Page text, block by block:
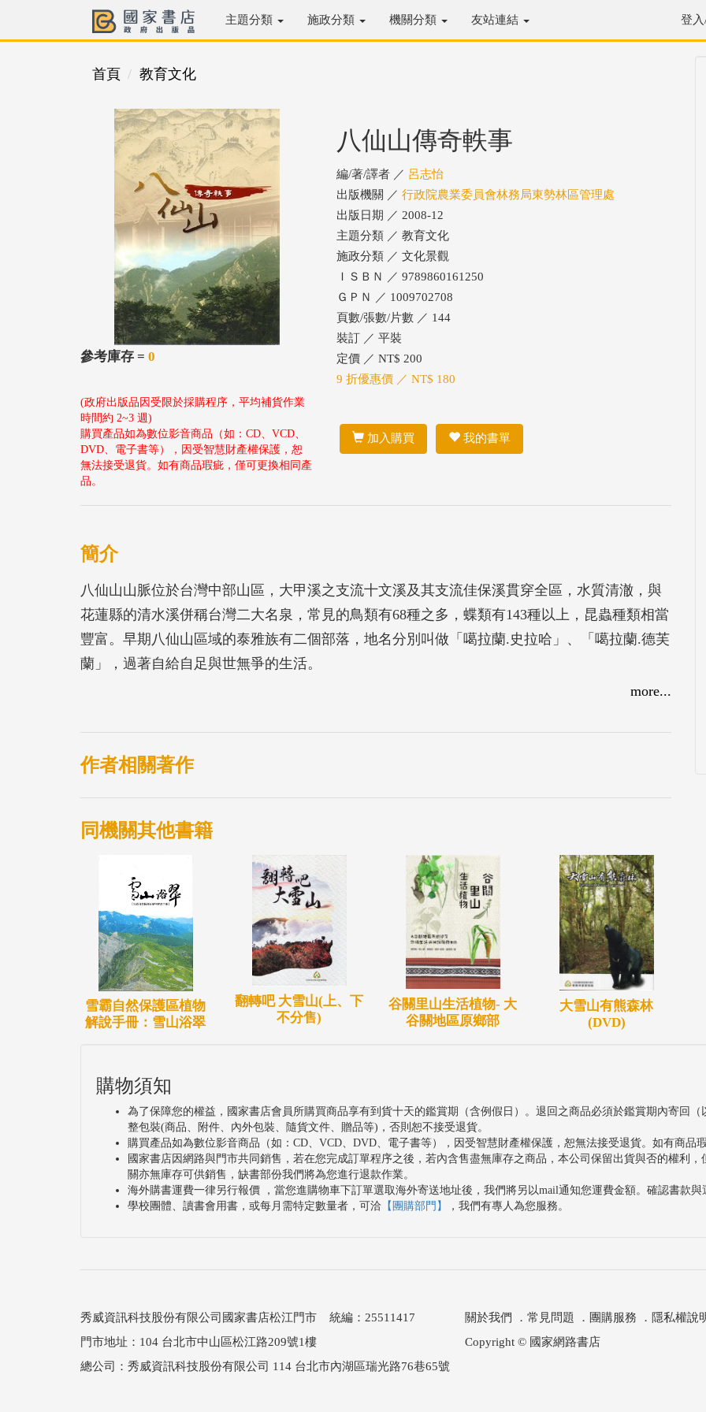
主題分類 施政分類 機關分類 友站連結 登
首頁 教育文化
參考庫存 = 0
(政府出版品因受限於採購程序，平均補貨作業
時間約 2~3 週)
購買產品如為數位影音商品（如：CD、VCD、
DVD、電子書等），因受智慧財產權保護，恕
無法接受退貨。如有商品瑕疵，僅可更換相同產
品。
八仙山傳奇軼事
編/著/譯者 ／ 呂志怡
出版機關 ／ 行政院農業委員會林務局東勢林區管理處
出版日期 ／ 2008-12
主題分類 ／ 教育文化
施政分類 ／ 文化景觀
ＩＳＢＮ ／ 9789860161250
ＧＰＮ ／ 1009702708
頁數/張數/片數 ／ 144
裝訂 ／ 平裝
定價 ／ NT$ 200
9 折優惠價 ／ NT$ 180
加入購買 我的書單
簡介
八仙山山脈位於台灣中部山區，大甲溪之支流十文溪及其支流佳保溪貫穿全區，水質清澈，與
花蓮縣的清水溪併稱台灣二大名泉，常見的鳥類有68種之多，蝶類有143種以上，昆蟲種類相當
豐富。早期八仙山區域的泰雅族有二個部落，地名分別叫做「噶拉蘭.史拉哈」、「噶拉蘭.德芙
蘭」，過著自給自足與世無爭的生活。
八仙山傳奇軼事一書分為1.八仙山區域的特質2.八仙山林場的簡史3.八仙山鐵道4.伏地索道5.古
古攸情。
more...
作者相關著作
同機關其他書籍
雪霸自然保護區植物
解說手冊：雪山浴翠
翻轉吧 大雪山(上、下
不分售)
谷關里山生活植物- 大
谷關地區原鄉部
大雪山有熊森林
(DVD)
購物須知
為了保障您的權益，國家書店會員所購買商品享有到貨十天的鑑賞期（含例假日）。退回之商品必須於鑑賞期內寄回
整包裝(商品、附件、內外包裝、隨貨文件、贈品等)，否則恕不接受退貨。
購買產品如為數位影音商品（如：CD、VCD、DVD、電子書等），因受智慧財產權保護，恕無法接受退貨。如有商品
國家書店因網路與門市共同銷售，若在您完成訂單程序之後，若內含售盡無庫存之商品，本公司保留出貨與否的權利
關亦無庫存可供銷售，缺書部份我們將為您進行退款作業。
海外購書運費一律另行報價 ，當您進購物車下訂單選取海外寄送地址後，我們將另以mail通知您運費金額。確認書款
學校團體、讀書會用書，或每月需特定數量者，可洽 【團購部門】 ，我們有專人為您服務。
秀威資訊科技股份有限公司國家書店松江門市 統編：25511417
門市地址：104 台北市中山區松江路209號1樓
關於我們 ． 常見問題 ． 團購服務 ． 隱私權說
Copyright © 國家網路書店
總公司：秀威資訊科技股份有限公司 114 台北市內湖區瑞光路76巷65號